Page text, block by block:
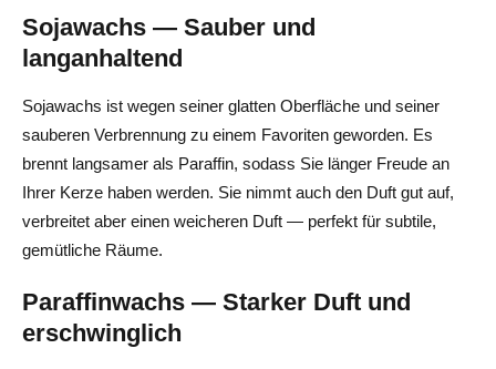
Kostengünstige Beschaffung: So budgetieren Sie Vorräte
und finden erschwingliche Materialien
Kaufen Sie intelligent nach Vorräten
Streichen Sie Ihr Budget mit DIY-Hacks
Fazit — Vom ersten Schluck bis zum finalen Glow
Was ist das beste Wachs für die Kerzenherstellung?
Sojawachs — Sauber und
langanhaltend
Sojawachs ist wegen seiner glatten Oberfläche und seiner
sauberen Verbrennung zu einem Favoriten geworden. Es
brennt langsamer als Paraffin, sodass Sie länger Freude an
Ihrer Kerze haben werden. Sie nimmt auch den Duft gut auf,
verbreitet aber einen weicheren Duft — perfekt für subtile,
gemütliche Räume.
Paraffinwachs — Starker Duft und
erschwinglich